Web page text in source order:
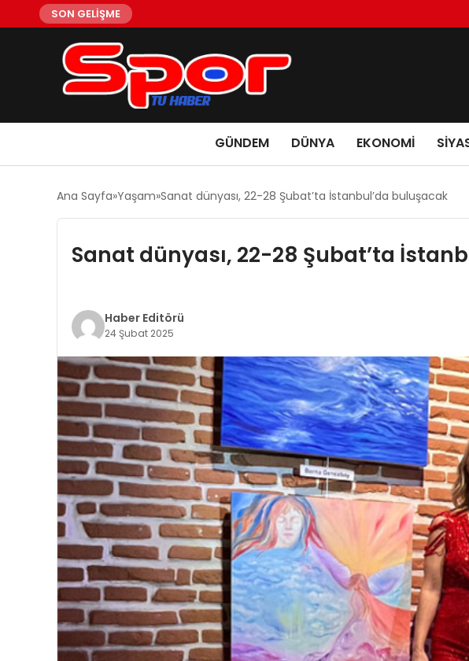
SON GELİŞME
GÜNDEM DÜNYA EKONOMI
Ana Sayfa Yaşam Sanat dünyası, 22-28 Şubat’ta İstanbul’da buluşacak
Sanat dünyası, 22-28 Şubat’ta
Haber Editörü
24 Şubat 2025